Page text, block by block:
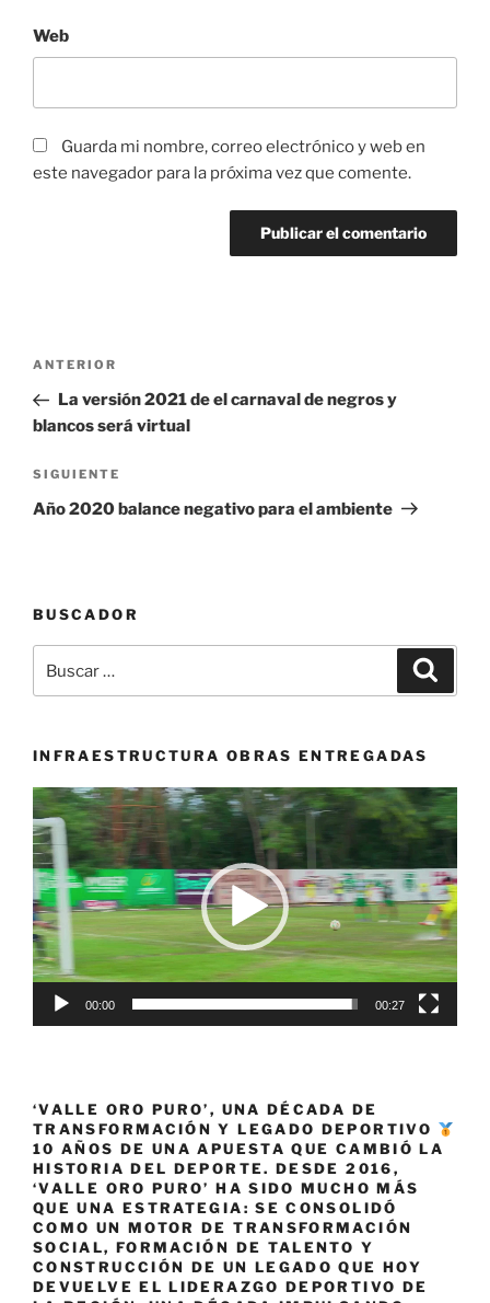
Web
Guarda mi nombre, correo electrónico y web en
este navegador para la próxima vez que comente.
Navegación
entradas
Entrada
anterior:
ANTERIOR
La versión 2021 de el carnaval de negros y
blancos será virtual
Siguiente
entrada
SIGUIENTE
Año 2020 balance negativo para el ambiente
BUSCADOR
por:
INFRAESTRUCTURA OBRAS ENTREGADAS
Reproductor
de
vídeo
00:00 00:27
‘VALLE ORO PURO’, UNA DÉCADA DE
TRANSFORMACIÓN Y LEGADO DEPORTIVO
10 AÑOS DE UNA APUESTA QUE CAMBIÓ LA
HISTORIA DEL DEPORTE. DESDE 2016,
‘VALLE ORO PURO’ HA SIDO MUCHO MÁS
QUE UNA ESTRATEGIA: SE CONSOLIDÓ
COMO UN MOTOR DE TRANSFORMACIÓN
SOCIAL, FORMACIÓN DE TALENTO Y
CONSTRUCCIÓN DE UN LEGADO QUE HOY
DEVUELVE EL LIDERAZGO DEPORTIVO DE